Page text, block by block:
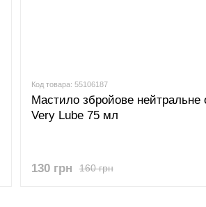
Код товара: 55106187
Мастило збройове нейтральне
Very Lube 75 мл
160 грн
130 грн